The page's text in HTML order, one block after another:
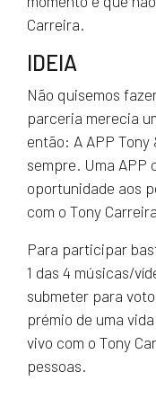
Carreira.
IDEIA
Não quisemos
parceria merecia
então: A APP
sempre. Uma APP
oportunidade aos
com o Tony
Para participar
1 das 4 músicas/
submeter para
prémio de uma
vivo com o Tony
pessoas.